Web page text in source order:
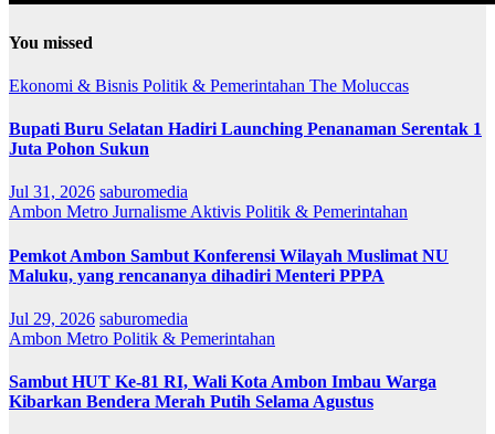
You missed
Ekonomi & Bisnis Politik & Pemerintahan The Moluccas
Bupati Buru Selatan Hadiri Launching Penanaman Serentak 1
Juta Pohon Sukun
Jul 31, 2026 saburomedia
Ambon Metro Jurnalisme Aktivis Politik & Pemerintahan
Pemkot Ambon Sambut Konferensi Wilayah Muslimat NU
Maluku, yang rencananya dihadiri Menteri PPPA
Jul 29, 2026 saburomedia
Ambon Metro Politik & Pemerintahan
Sambut HUT Ke-81 RI, Wali Kota Ambon Imbau Warga
Kibarkan Bendera Merah Putih Selama Agustus